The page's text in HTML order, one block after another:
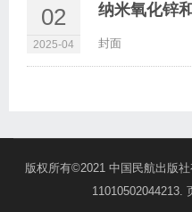
02
2025-04
纳米氧化锌
封面
版权所有©2021 中国民航出版社
11010502044213.